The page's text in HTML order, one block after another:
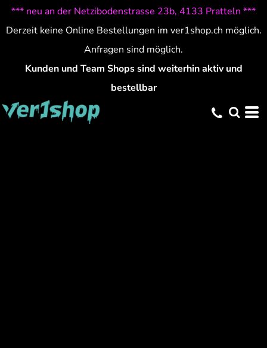
*** neu an der Netzibodenstrasse 23b, 4133 Pratteln ***
Derzeit keine Online Bestellungen im ver1shop.ch möglich.
Anfragen sind möglich.
Kunden und Team Shops sind weiterhin aktiv und
bestellbar